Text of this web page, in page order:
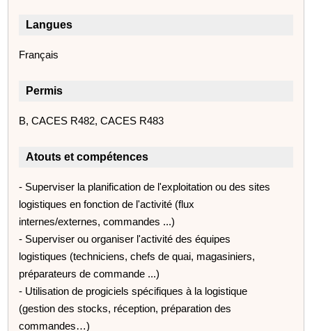
Langues
Français
Permis
B, CACES R482, CACES R483
Atouts et compétences
- Superviser la planification de l'exploitation ou des sites
logistiques en fonction de l'activité (flux
internes/externes, commandes ...)
- Superviser ou organiser l'activité des équipes
logistiques (techniciens, chefs de quai, magasiniers,
préparateurs de commande ...)
- Utilisation de progiciels spécifiques à la logistique
(gestion des stocks, réception, préparation des
commandes…)